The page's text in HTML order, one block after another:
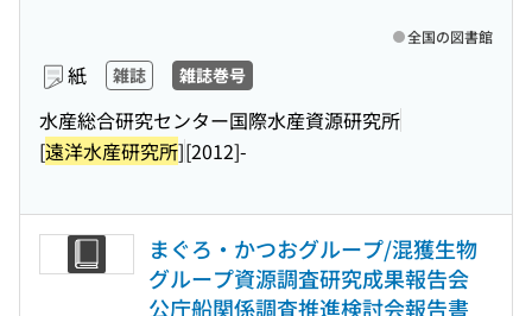
紙 雑誌 雑誌巻号
水産総合研究センター国際水産資源研究所
[遠洋水産研究所][2012]-
全国の図書館
まぐろ・かつおグループ/混獲生物
グループ資源調査研究成果報告会
公庁船関係調査推進検討会報告書